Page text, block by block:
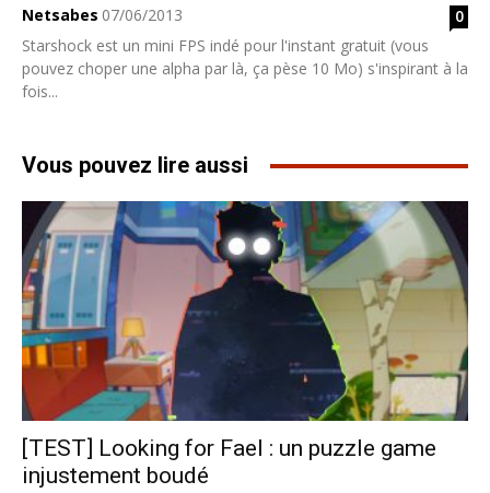
Netsabes 07/06/2013
0
Starshock est un mini FPS indé pour l'instant gratuit (vous
pouvez choper une alpha par là, ça pèse 10 Mo) s'inspirant à la
fois...
Vous pouvez lire aussi
[TEST] Looking for Fael : un puzzle game
injustement boudé